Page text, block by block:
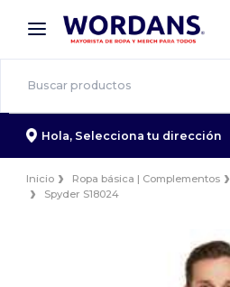
× App de Wordans
¡Mejores precios en app!
Hola, Selecciona tu dirección
Inicio Ropa básica | Complementos
Spyder S18024